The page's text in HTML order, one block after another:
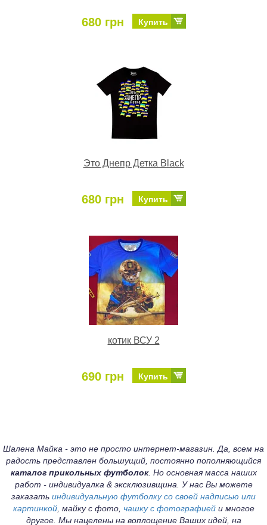
680 грн Купить
Это Днепр Детка Black
680 грн Купить
котик ВСУ 2
690 грн Купить
Шалена Майка - это не просто интернет-магазин. Да, всем на
радость представлен большущий, постоянно пополняющийся
каталог прикольных футболок. Но основная масса наших
работ - индивидуалка & эксклюзивщина. У нас Вы можете
заказать индивидуальную футболку со своей надписью или
картинкой, майку с фото, чашку с фотографиейи многое
другое. Мы нацелены на воплощение Ваших идей, на